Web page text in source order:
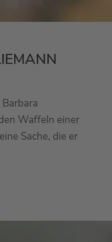
Waffeln einer
Sache, die er